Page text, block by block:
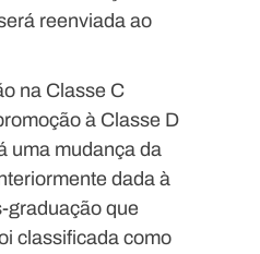
reenviada ao
na Classe C
à Classe D
uma mudança da
dada à
graduação que
classificada como